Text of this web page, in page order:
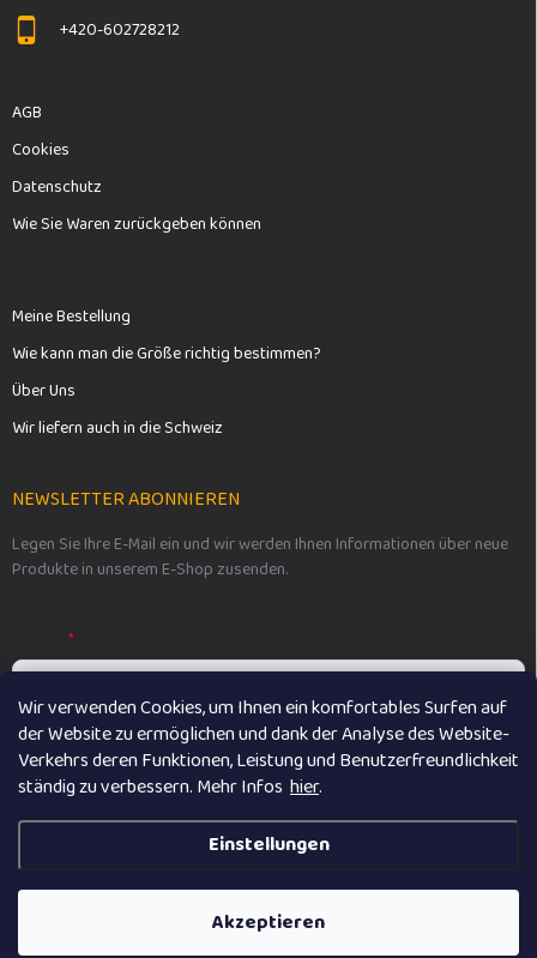
Wir verwenden Cookies, um Ihnen ein komfortables Surfen auf
der Website zu ermöglichen und dank der Analyse des Website-
Verkehrs deren Funktionen, Leistung und Benutzerfreundlichkeit
ständig zu verbessern. Mehr Infos hier.
Einstellungen
Akzeptieren
+420-602728212
AGB
Cookies
Datenschutz
Wie Sie Waren zurückgeben können
Meine Bestellung
Wie kann man die Größe richtig bestimmen?
Über Uns
Wir liefern auch in die Schweiz
NEWSLETTER ABONNIEREN
Legen Sie Ihre E-Mail ein und wir werden Ihnen Informationen über neue
Produkte in unserem E-Shop zusenden.
Vložením e-mailu souhlasíte spodmínkami ochrany osobních údajů
Anmelden
Erstellt von Shoptet
Vikibaby . Alle Rechte vorbehalten.